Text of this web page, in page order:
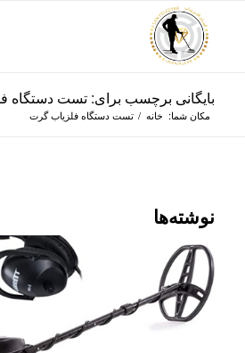
بایگانی برچسب برای: تست دستگاه
مکان شما: خانه / تست دستگاه فلزیاب گرت
نوشته‌ها